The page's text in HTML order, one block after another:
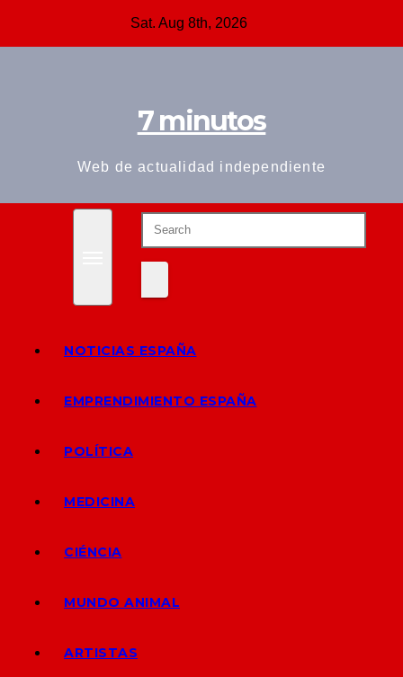
Sat. Aug 8th, 2026
7 minutos
Web de actualidad independiente
NOTICIAS ESPAÑA
EMPRENDIMIENTO ESPAÑA
POLÍTICA
MEDICINA
CIÉNCIA
MUNDO ANIMAL
ARTISTAS